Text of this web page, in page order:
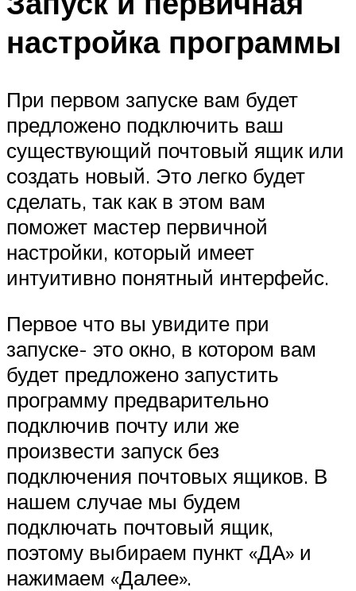
настройка программы
При первом запуске вам будет
предложено подключить ваш
существующий почтовый ящик или
создать новый. Это легко будет
сделать, так как в этом вам
поможет мастер первичной
настройки, который имеет
интуитивно понятный интерфейс.
Первое что вы увидите при
запуске- это окно, в котором вам
будет предложено запустить
программу предварительно
подключив почту или же
произвести запуск без
подключения почтовых ящиков. В
нашем случае мы будем
подключать почтовый ящик,
поэтому выбираем пункт «ДА» и
нажимаем «Далее».